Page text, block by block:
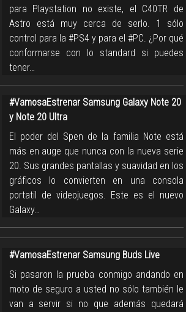
para Playstation no existe, el C40TR de
Astro está muy cerca de serlo. 1 sólo
control para la #PS4 y para el #PC. ¿Por qué
conformarse con lo standard si puedes
tener…
#VamosaEstrenar Samsung Galaxy Note 20
y Note 20 Ultra
El poder del Spen de la familia Note está
más en auge que nunca con la nueva serie
20. Sus grandes pantallas y suavidad en los
gráficos lo convierten en una consola
portatil de videojuegos. Este es el nuevo
Galaxy…
#VamosaEstrenar Samsung Buds Live
Si pasaron la prueba conmigo andando en
moto de seguro a usted no sólo también le
van a servir si no que además quedará